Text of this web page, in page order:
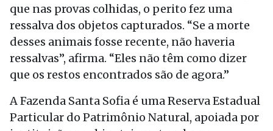
que nas provas colhidas, o perito fez uma
ressalva dos objetos capturados. “Se a morte
desses animais fosse recente, não haveria
ressalvas”, afirma. “Eles não têm como dizer
que os restos encontrados são de agora.”
A Fazenda Santa Sofia é uma Reserva Estadual
Particular do Patrimônio Natural, apoiada por